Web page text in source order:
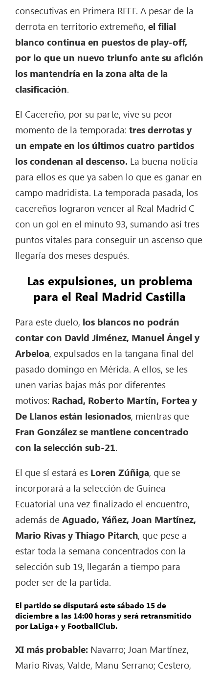
consecutivas en Primera RFEF. A pesar de la
derrota en territorio extremeño,el filial
blanco continua en puestos de play-off,
por lo que un nuevo triunfo ante su afición
los mantendría en la zona alta de la
clasificación.
El Cacereño, por su parte, vive su peor
momento de la temporada:tres derrotas y
un empate en los últimos cuatro partidos
los condenan al descenso. La buena noticia
para ellos es que ya saben lo que es ganar en
campo madridista. La temporada pasada, los
cacereños lograron vencer al Real Madrid C
con un gol en el minuto 93, sumando así tres
puntos vitales para conseguir un ascenso que
llegaría dos meses después.
Las expulsiones, un problema
para el Real Madrid Castilla
Para este duelo, los blancos no podrán
contar con David Jiménez, Manuel Ángel y
Arbeloa, expulsados en la tangana final del
pasado domingo en Mérida. A ellos, se les
unen varias bajas más por diferentes
motivos: Rachad, Roberto Martín, Fortea y
De Llanos están lesionados, mientras que
Fran González se mantiene concentrado
con la selección sub-21.
El que sí estará es Loren Zúñiga, que se
incorporará a la selección de Guinea
Ecuatorial una vez finalizado el encuentro,
además deAguado, Yáñez, Joan Martínez,
Mario Rivas y Thiago Pitarch, que pese a
estar toda la semana concentrados con la
selección sub 19, llegarán a tiempo para
poder ser de la partida.
El partido se disputará este sábado 15 de
diciembre a las 14:00 horas y será retransmitido
porLaLiga+ y FootballClub.
XI más probable: Navarro; Joan Martínez,
Mario Rivas, Valde, Manu Serrano; Cestero,